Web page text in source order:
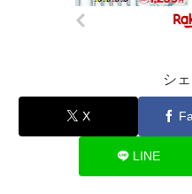
シ
X
LINE